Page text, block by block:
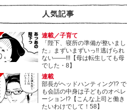
人気記事
連載／子育て
「陛下、寝所の準備が整いまし
た」まずいまずいっ!! 逃げられ
ない――!!!【母は転生しても母
でした・8】
連載
部長がヘッドハンティング!? で
も会話の中身は子どものオペレ
ーション!?【こんな上司と働き
たいわけでして！58】